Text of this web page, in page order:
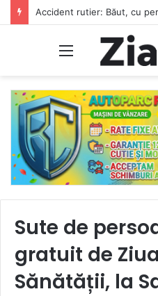
Meniu
Sute de
gratuit de
Sănătății, la